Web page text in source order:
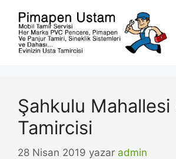
Şahkulu Mahallesi
Tamircisi
28 Nisan 2019 yazar admin